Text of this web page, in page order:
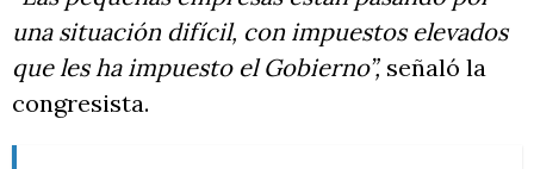
una situación difícil, con impuestos elevados
que les ha impuesto el Gobierno”, señaló la
congresista.